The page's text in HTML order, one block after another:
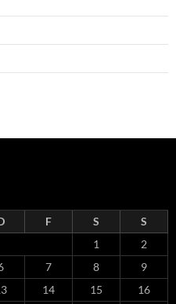
F S
S
1
2
7 8
9
14 15
16